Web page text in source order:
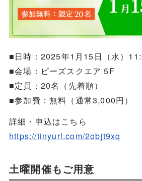
■日時：2025年1月15日（水）
■会場：ピーズスクエア 5F
■定員：20名（先着順）
■参加費：無料（通常3,000円）
詳細・申込はこちら
https://tinyurl.com/2objt9xq
土曜開催もご用意